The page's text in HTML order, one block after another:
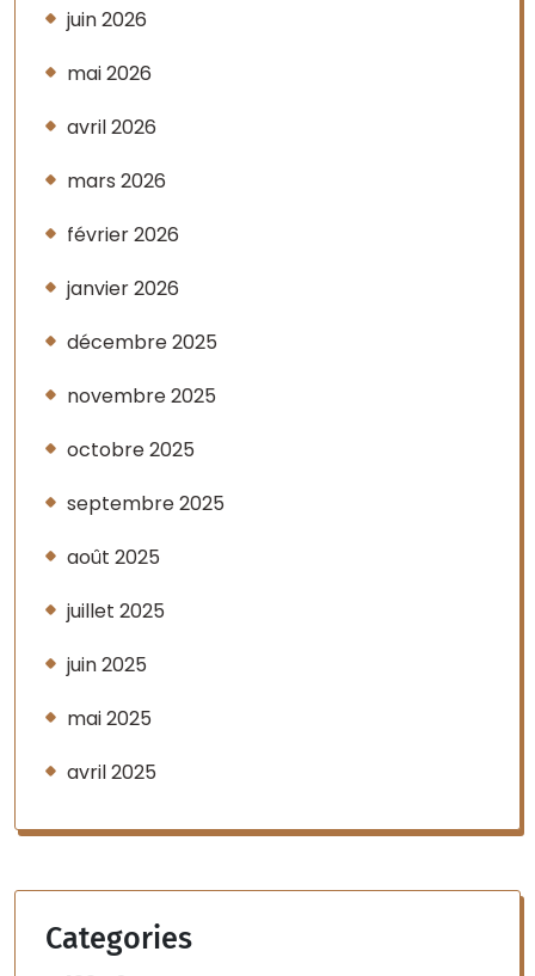
juin 2026
mai 2026
avril 2026
mars 2026
février 2026
janvier 2026
décembre 2025
novembre 2025
octobre 2025
septembre 2025
août 2025
juillet 2025
juin 2025
mai 2025
avril 2025
Categories